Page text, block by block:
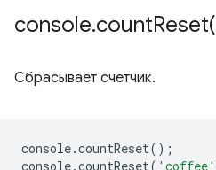
console.countReset(
Сбрасывает счетчик.
console.countReset();
console.countReset( 'coffee'